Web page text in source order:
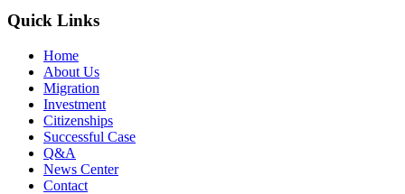
Quick Links
Home
About Us
Migration
Investment
Citizenships
Successful Case
Q&A
News Center
Contact